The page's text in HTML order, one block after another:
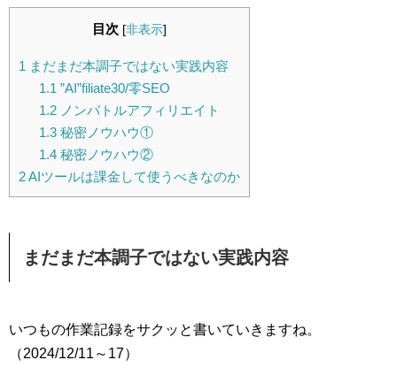
目次 [非表示]
1 まだまだ本調子ではない実践内容
1.1 ”AI”filiate30/零SEO
1.2ノンバトルアフィリエイト
1.3秘密ノウハウ①
1.4秘密ノウハウ②
2AIツールは課金して使うべきなのか
まだまだ本調子ではない実践内容
いつもの作業記録をサクッと書いていきますね。
（2024/12/11～17）